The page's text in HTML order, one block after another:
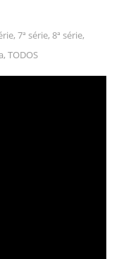
, 7ª série, 8ª série,
, TODOS